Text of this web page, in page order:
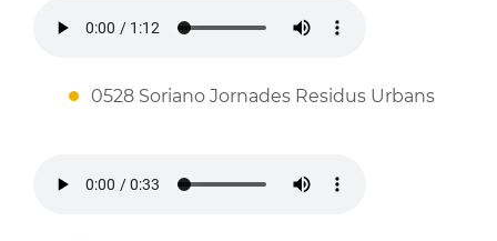
0528 Soriano Jornades Residus Urbans